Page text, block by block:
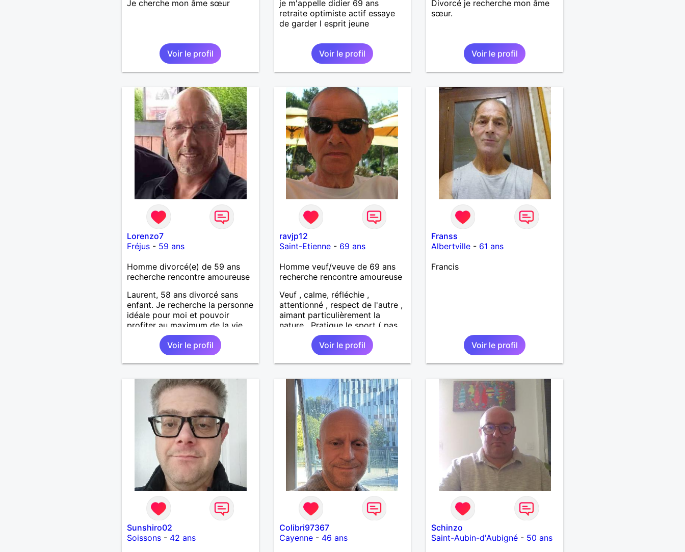
Je cherche mon âme sœur
Voir le profil
je m'appelle didier 69 ans
retraite optimiste actif essaye
de garder l esprit jeune
Voir le profil
Divorcé je recherche mon âme
sœur.
Voir le profil
Lorenzo7
Fréjus- 59 ans
Homme divorcé(e) de 59 ans
recherche rencontre amoureuse
Laurent, 58 ans divorcé sans
enfant. Je recherche la personne
idéale pour moi et pouvoir
profiter au maximum de la vie
de couple
Voir le profil
ravjp12
Saint-Etienne- 69 ans
Homme veuf/veuve de 69 ans
recherche rencontre amoureuse
Veuf , calme, réfléchie ,
attentionné , respect de l'autre ,
aimant particulièrement la
nature . Pratique le sport ( pas
dans une salle) et la randonnée.
Recherche personne (50 km
environ autour de saint étienne)
pour finir le reste de ma vie ,
harmonie et confiance.
Voir le profil
Franss
Albertville - 61 ans
Francis
Voir le profil
Sunshiro02
Soissons- 42 ans
Colibri97367
Cayenne- 46 ans
Schinzo
Saint-Aubin-d'Aubigné - 50 ans